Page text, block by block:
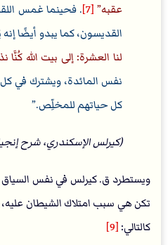
عقبه [7] . فحينما غمس
القديسون، كما يبدو أيضًا
لنا العشرة: إلى بيت الله
نفس المائدة، ويشترك في كل
كل حياتهم للمخلِّص.
(كيرلس الإسكندري، شرح
تكن هي سبب امتلاك الشيطان عليه،
كالتالي: [9]